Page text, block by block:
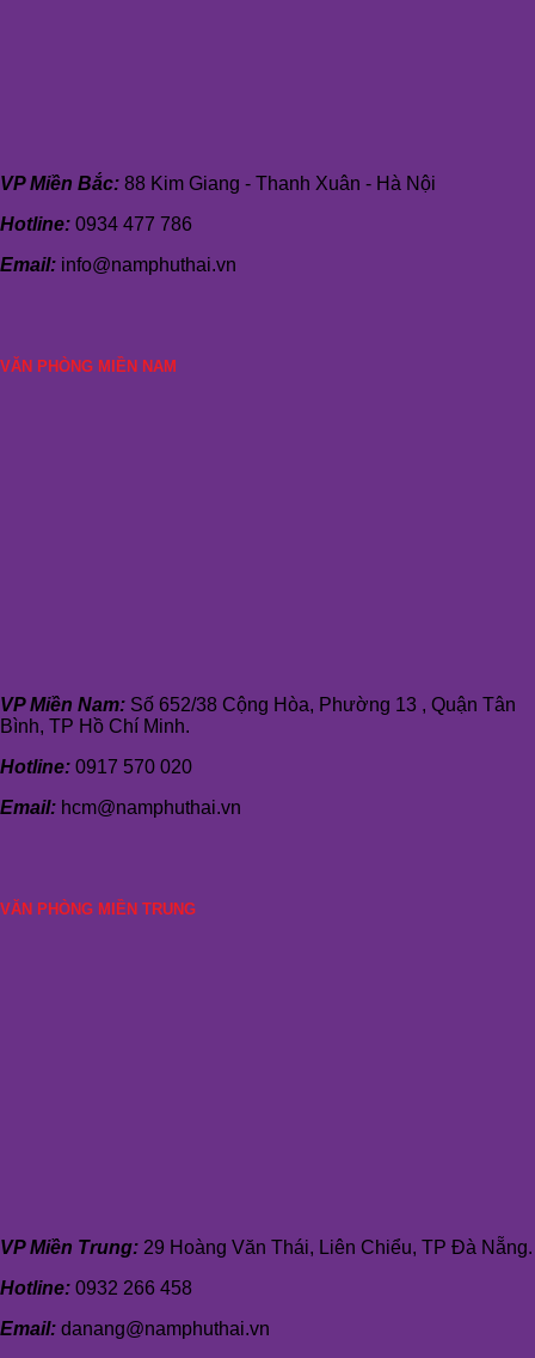
VP Miền Bắc: 88 Kim Giang - Thanh Xuân - Hà Nội
Hotline: 0934 477 786
Email: info@namphuthai.vn
VĂN PHÒNG MIỀN NAM
VP Miền Nam: Số 652/38 Cộng Hòa, Phường 13 , Quận Tân
Bình, TP Hồ Chí Minh.
Hotline: 0917 570 020
Email: hcm@namphuthai.vn
VĂN PHÒNG MIỀN TRUNG
VP Miền Trung: 29 Hoàng Văn Thái, Liên Chiểu, TP Đà Nẵng.
Hotline: 0932 266 458
Email: danang@namphuthai.vn